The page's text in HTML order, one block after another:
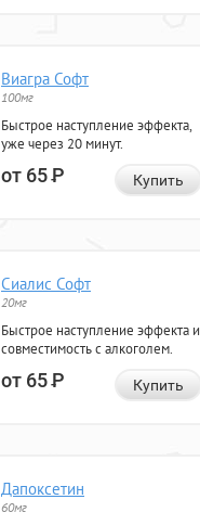
Виагра Софт
100мг
Быстрое наступление эффекта,
уже через 20 минут.
от 65Р Купить
Сиалис Софт
20мг
Быстрое наступление эффекта и
совместимость с алкоголем.
от 65Р Купить
Дапоксетин
60мг